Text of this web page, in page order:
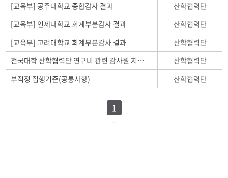
[교육부] 공주대학교 종합감사 결과
산학협력단
[교육부] 인제대학교 회계부분감사 결과
산학협력단
[교육부] 고려대학교 회계부분감사 결과
산학협력단
전국대학 산학협력단 연구비 관련 감사원 지적사항
산학협력단
부적정 집행기준(공통사항)
산학협력단
1